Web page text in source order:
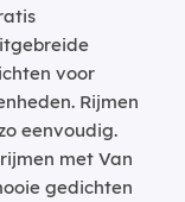
voor
Rijmen
eenvoudig.
met Van
gedichten